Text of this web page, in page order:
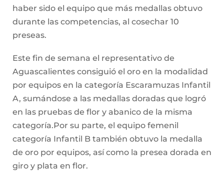
haber sido el equipo que más medallas obtuvo
durante las competencias, al cosechar 10
preseas.
Este fin de semana el representativo de
Aguascalientes consiguió el oro en la modalidad
por equipos en la categoría Escaramuzas Infantil
A, sumándose a las medallas doradas que logró
en las pruebas de flor y abanico de la misma
categoría.Por su parte, el equipo femenil
categoría Infantil B también obtuvo la medalla
de oro por equipos, así como la presea dorada en
giro y plata en flor.